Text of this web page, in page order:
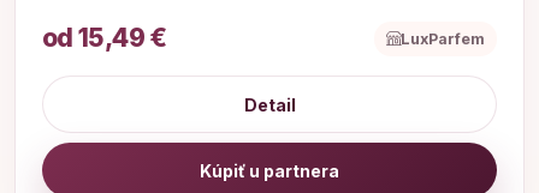
od 15,49 € LuxParfem
Detail
Kúpiť u partnera